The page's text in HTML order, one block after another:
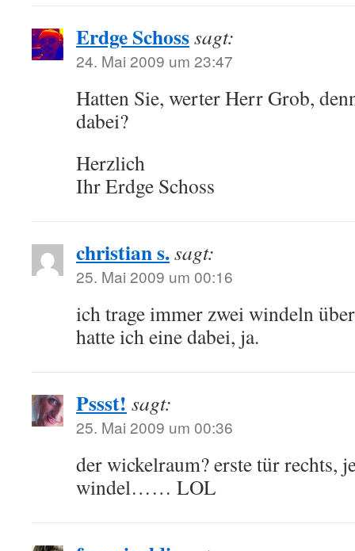
Erdge Schosssagt:
24. Mai 2009 um 23:47
Hatten Sie, werter Herr Grob,
dabei?
Herzlich
Ihr Erdge Schoss
christian s.sagt:
25. Mai 2009 um 00:16
ich trage immer zwei windeln
hatte ich eine dabei, ja.
Pssst! sagt:
25. Mai 2009 um 00:36
der wickelraum? erste tür rechts,
windel…… LOL